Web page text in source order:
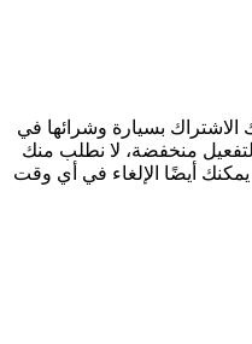
الاشتراك بسيارة وشرائها في
منخفضة، لا نطلب منك
أيضًا الإلغاء في أي وقت